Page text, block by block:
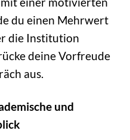
du einen Mehrwert
die Institution
deine Vorfreude
aus.
und